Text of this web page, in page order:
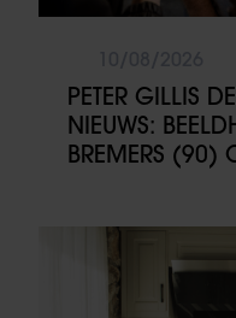
PETER GILLIS
NIEUWS:
BREMERS (90)